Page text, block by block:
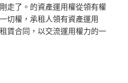
走了。的資產運用權從領有權
切權，承租人領有資產運用
賃合同，以交流運用權力的一